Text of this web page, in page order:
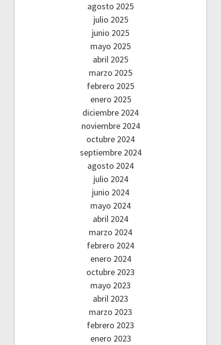
agosto 2025
julio 2025
junio 2025
mayo 2025
abril 2025
marzo 2025
febrero 2025
enero 2025
diciembre 2024
noviembre 2024
octubre 2024
septiembre 2024
agosto 2024
julio 2024
junio 2024
mayo 2024
abril 2024
marzo 2024
febrero 2024
enero 2024
octubre 2023
mayo 2023
abril 2023
marzo 2023
febrero 2023
enero 2023